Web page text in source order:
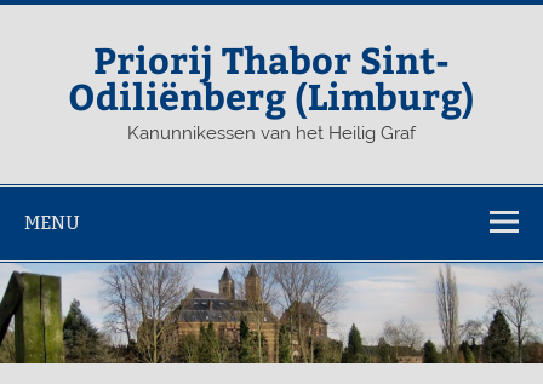
Priorij Thabor Sint-
Odiliënberg (Limburg)
Kanunnikessen van het Heilig Graf
MENU